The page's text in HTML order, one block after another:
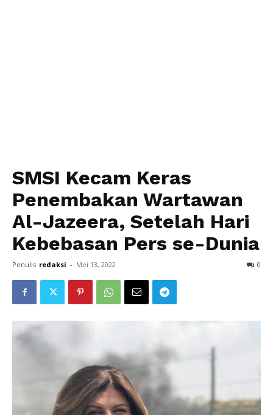
SMSI Kecam Keras
Penembakan Wartawan
Al-Jazeera, Setelah Hari
Kebebasan Pers se-Dunia
Penulis redaksi - Mei 13, 2022 0